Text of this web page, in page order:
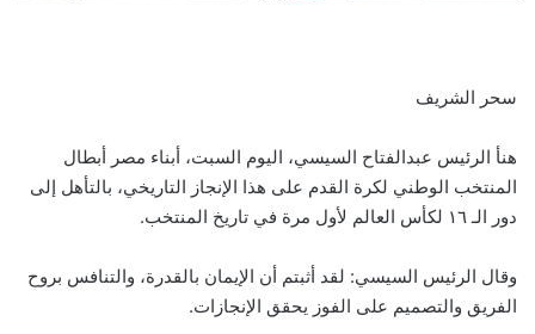
سحر الشريف
هنأ الرئيس عبدالفتاح السيسي، اليوم السبت، أبناء مصر أبطال
المنتخب الوطني لكرة القدم على هذا الإنجاز التاريخي، بالتأهل إلى
دور الـ ١٦ لكأس العالم لأول مرة في تاريخ المنتخب.
وقال الرئيس السيسي: لقد أثبتم أن الإيمان بالقدرة، والتنافس بروح
الفريق والتصميم على الفوز يحقق الإنجازات.